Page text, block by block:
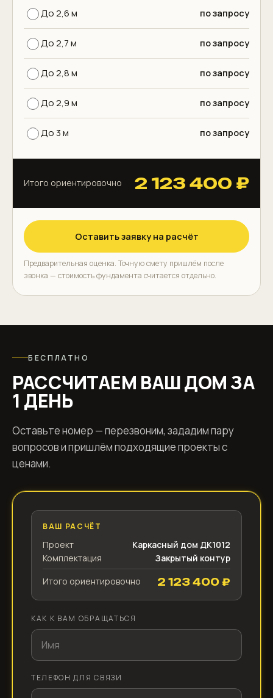
До 2,6 м по запросу
До 2,7 м по запросу
До 2,8 м по запросу
До 2,9 м по запросу
До 3 м по запросу
Итого ориентировочно 2 123 400 ₽
Оставить заявку на расчёт
Предварительная оценка. Точную смету пришлём после
звонка — стоимость фундамента считается отдельно.
БЕСПЛАТНО
РАССЧИТАЕМ ВАШ ДОМ ЗА
1 ДЕНЬ
Оставьте номер — перезвоним, зададим пару
вопросов и пришлём подходящие проекты с
ценами.
ВАШ РАСЧЁТ
Проект
Каркасный дом ДК1012
Комплектация
Закрытый контур
Итого ориентировочно
2 123 400 ₽
КАК К ВАМ ОБРАЩАТЬСЯ
ТЕЛЕФОН ДЛЯ СВЯЗИ